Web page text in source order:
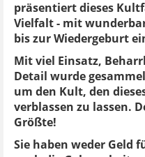
präsentiert dieses
Vielfalt - mit
bis zur Wiedergeburt
Mit viel Einsatz,
Detail wurde
um den Kult, den
verblassen zu lassen.
Größte!
Sie haben weder Geld